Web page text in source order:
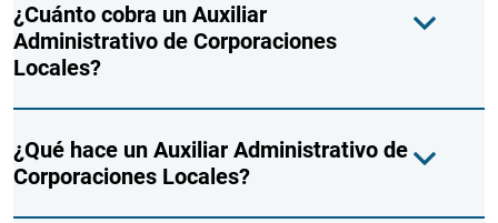
¿Cuánto cobra un Auxiliar
Administrativo de Corporaciones
Locales?
¿Qué hace un Auxiliar Administrativo de
Corporaciones Locales?